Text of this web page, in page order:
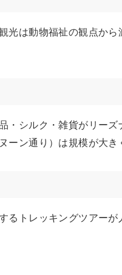
は動物福祉の観点から
・シルク・雑貨がリーズ
ーン通り）は規模が大き
るトレッキングツアーが